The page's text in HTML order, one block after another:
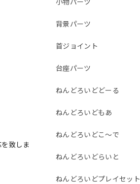
小物パーツ
背景パーツ
首ジョイント
台座パーツ
ねんどろいどどーる
ねんどろいどもあ
ねんどろいどこ～で
ねんどろいどらいと
ねんどろいどプレイセット
致しま